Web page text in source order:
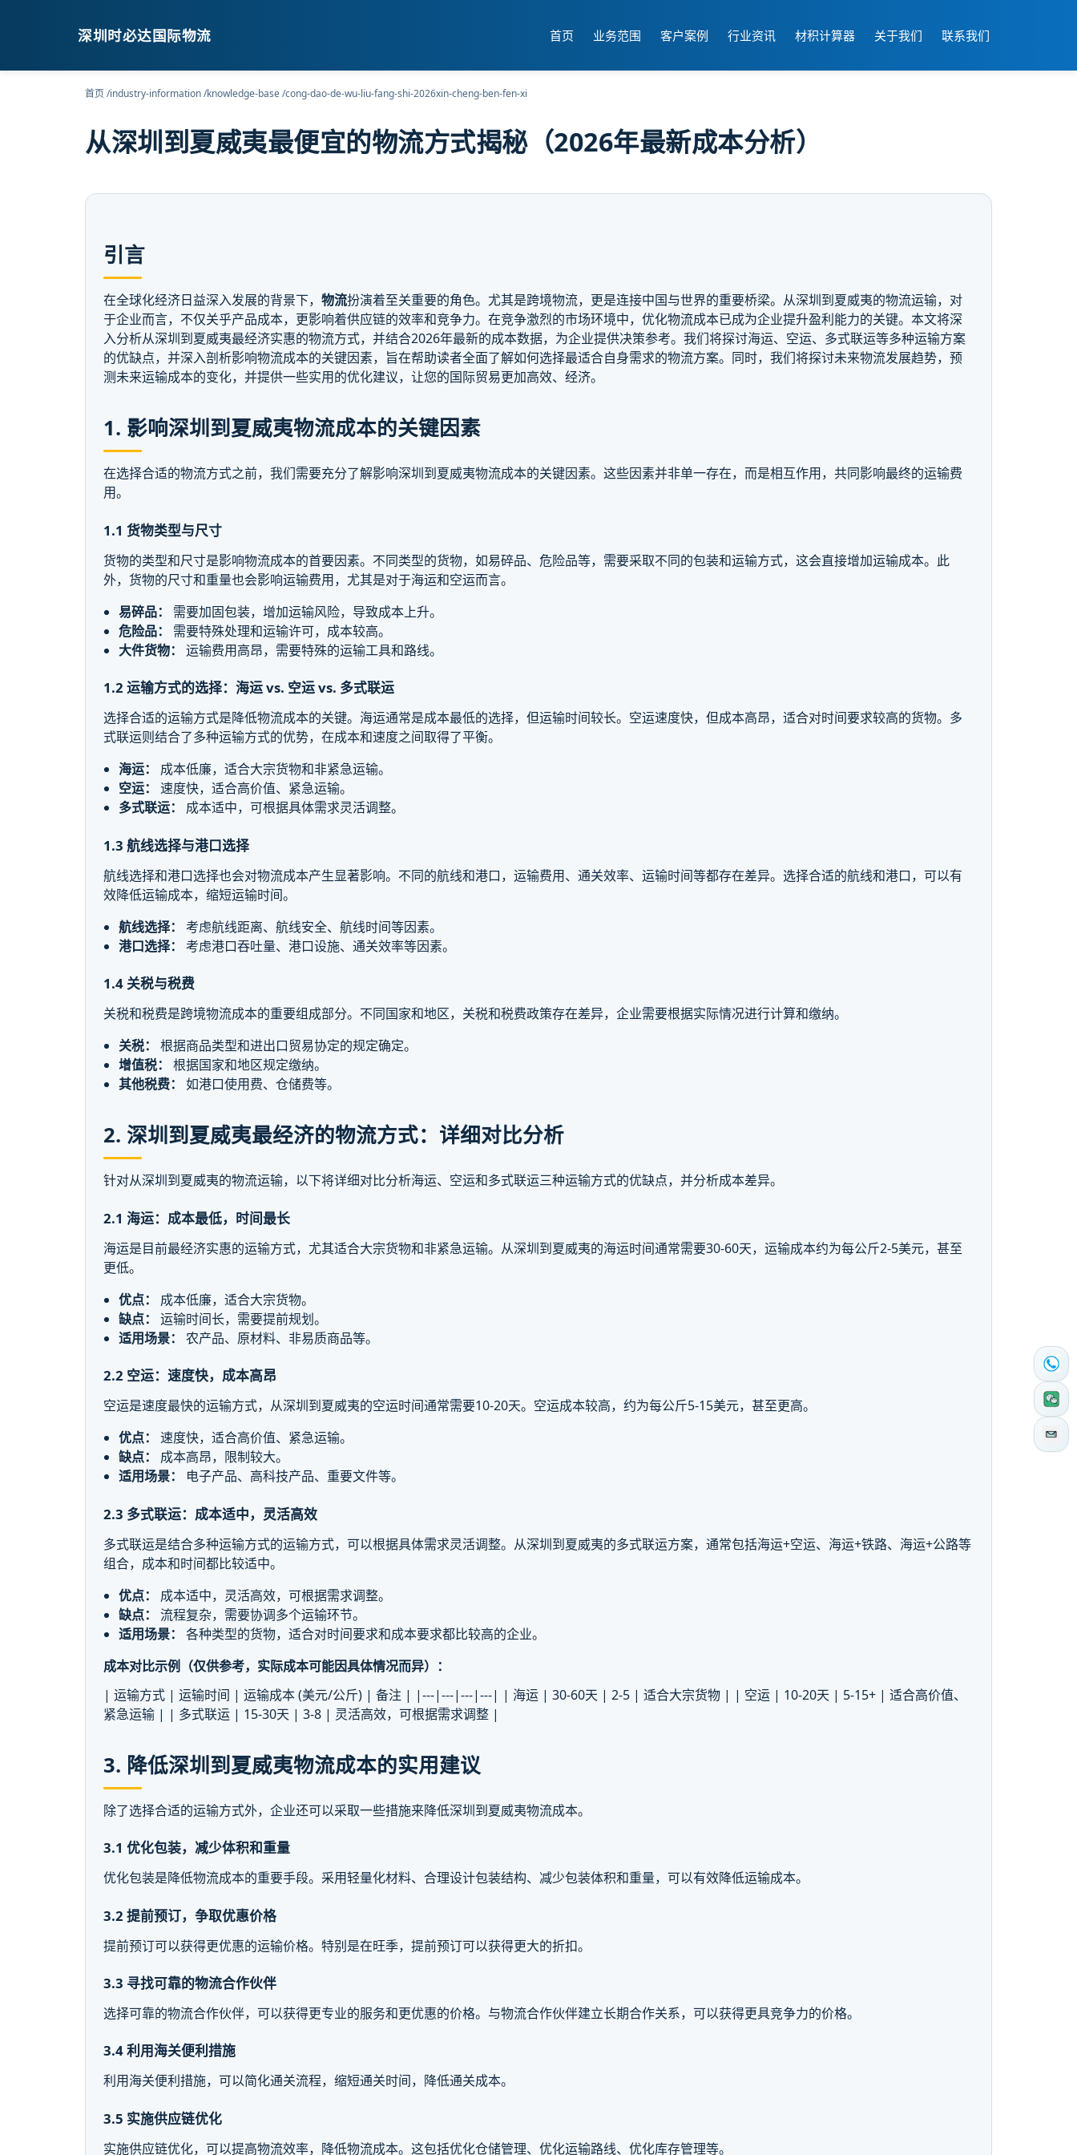
深圳时必达国际物流 首页 业务范围 客户案例 行业资讯 材积计算器 关于我们 联系我们
首页/industry-information/knowledge-base/cong-dao-de-wu-liu-fang-shi-2026xin-cheng-ben-fen-xi
从深圳到夏威夷最便宜的物流方式揭秘（2026年最新成本分析）
引言
在全球化经济日益深入发展的背景下，物流扮演着至关重要的角色。尤其是跨境物流，更是连接中国与世界的重要桥梁。从深圳到夏威夷的物流运输，对
于企业而言，不仅关乎产品成本，更影响着供应链的效率和竞争力。在竞争激烈的市场环境中，优化物流成本已成为企业提升盈利能力的关键。本文将深
入分析从深圳到夏威夷最经济实惠的物流方式，并结合2026年最新的成本数据，为企业提供决策参考。我们将探讨海运、空运、多式联运等多种运输方案
的优缺点，并深入剖析影响物流成本的关键因素，旨在帮助读者全面了解如何选择最适合自身需求的物流方案。同时，我们将探讨未来物流发展趋势，预
测未来运输成本的变化，并提供一些实用的优化建议，让您的国际贸易更加高效、经济。
1. 影响深圳到夏威夷物流成本的关键因素
在选择合适的物流方式之前，我们需要充分了解影响深圳到夏威夷物流成本的关键因素。这些因素并非单一存在，而是相互作用，共同影响最终的运输费
用。
1.1 货物类型与尺寸
货物的类型和尺寸是影响物流成本的首要因素。不同类型的货物，如易碎品、危险品等，需要采取不同的包装和运输方式，这会直接增加运输成本。此
外，货物的尺寸和重量也会影响运输费用，尤其是对于海运和空运而言。
易碎品：
需要加固包装，增加运输风险，导致成本上升。
危险品：
需要特殊处理和运输许可，成本较高。
大件货物：
运输费用高昂，需要特殊的运输工具和路线。
1.2 运输方式的选择：海运 vs. 空运 vs. 多式联运
选择合适的运输方式是降低物流成本的关键。海运通常是成本最低的选择，但运输时间较长。空运速度快，但成本高昂，适合对时间要求较高的货物。多
式联运则结合了多种运输方式的优势，在成本和速度之间取得了平衡。
海运：
成本低廉，适合大宗货物和非紧急运输。
空运：
速度快，适合高价值、紧急运输。
多式联运：
成本适中，可根据具体需求灵活调整。
1.3 航线选择与港口选择
航线选择和港口选择也会对物流成本产生显著影响。不同的航线和港口，运输费用、通关效率、运输时间等都存在差异。选择合适的航线和港口，可以有
效降低运输成本，缩短运输时间。
航线选择：
考虑航线距离、航线安全、航线时间等因素。
港口选择：
考虑港口吞吐量、港口设施、通关效率等因素。
1.4 关税与税费
关税和税费是跨境物流成本的重要组成部分。不同国家和地区，关税和税费政策存在差异，企业需要根据实际情况进行计算和缴纳。
关税：
根据商品类型和进出口贸易协定的规定确定。
增值税：
根据国家和地区规定缴纳。
其他税费：
如港口使用费、仓储费等。
2. 深圳到夏威夷最经济的物流方式：详细对比分析
针对从深圳到夏威夷的物流运输，以下将详细对比分析海运、空运和多式联运三种运输方式的优缺点，并分析成本差异。
2.1 海运：成本最低，时间最长
海运是目前最经济实惠的运输方式，尤其适合大宗货物和非紧急运输。从深圳到夏威夷的海运时间通常需要30-60天，运输成本约为每公斤2-5美元，甚至
更低。
优点：
成本低廉，适合大宗货物。
缺点：
运输时间长，需要提前规划。
适用场景：
农产品、原材料、非易质商品等。
2.2 空运：速度快，成本高昂
空运是速度最快的运输方式，从深圳到夏威夷的空运时间通常需要10-20天。空运成本较高，约为每公斤5-15美元，甚至更高。
优点：
速度快，适合高价值、紧急运输。
缺点：
成本高昂，限制较大。
适用场景：
电子产品、高科技产品、重要文件等。
2.3 多式联运：成本适中，灵活高效
多式联运是结合多种运输方式的运输方式，可以根据具体需求灵活调整。从深圳到夏威夷的多式联运方案，通常包括海运+空运、海运+铁路、海运+公路等
组合，成本和时间都比较适中。
优点：
成本适中，灵活高效，可根据需求调整。
缺点：
流程复杂，需要协调多个运输环节。
适用场景：
各种类型的货物，适合对时间要求和成本要求都比较高的企业。
成本对比示例（仅供参考，实际成本可能因具体情况而异）：
| 运输方式 | 运输时间 | 运输成本 (美元/公斤) | 备注 | |---|---|---|---| | 海运 | 30-60天 | 2-5 | 适合大宗货物 | | 空运 | 10-20天 | 5-15+ | 适合高价值、
紧急运输 | | 多式联运 | 15-30天 | 3-8 | 灵活高效，可根据需求调整 |
3. 降低深圳到夏威夷物流成本的实用建议
除了选择合适的运输方式外，企业还可以采取一些措施来降低深圳到夏威夷物流成本。
3.1 优化包装，减少体积和重量
优化包装是降低物流成本的重要手段。采用轻量化材料、合理设计包装结构、减少包装体积和重量，可以有效降低运输成本。
3.2 提前预订，争取优惠价格
提前预订可以获得更优惠的运输价格。特别是在旺季，提前预订可以获得更大的折扣。
3.3 寻找可靠的物流合作伙伴
选择可靠的物流合作伙伴，可以获得更专业的服务和更优惠的价格。与物流合作伙伴建立长期合作关系，可以获得更具竞争力的价格。
3.4 利用海关便利措施
利用海关便利措施，可以简化通关流程，缩短通关时间，降低通关成本。
3.5 实施供应链优化
实施供应链优化，可以提高物流效率，降低物流成本。这包括优化仓储管理、优化运输路线、优化库存管理等。